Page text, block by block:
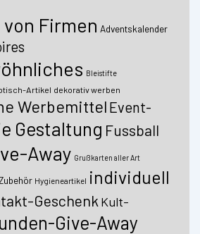
Firmen Adventskalender
Bleistifte
Artikel dekorativ werben
Werbemittel Event-
Gestaltung Fussball
Away Grußkarten aller Art
Hygieneartikel individuell
Geschenk Kult-
Give-Away